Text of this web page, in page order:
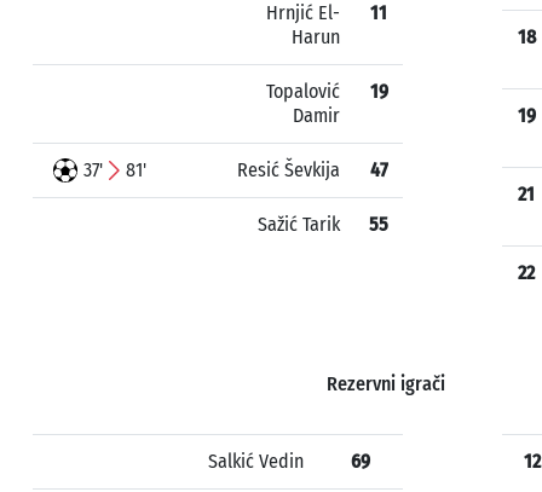
Hrnjić El-
Harun
11
Topalović
Damir
19
37' 81' Resić Ševkija 47
Sažić Tarik 55
18
19
21
22
Rezervni igrači
Salkić Vedin 69 12